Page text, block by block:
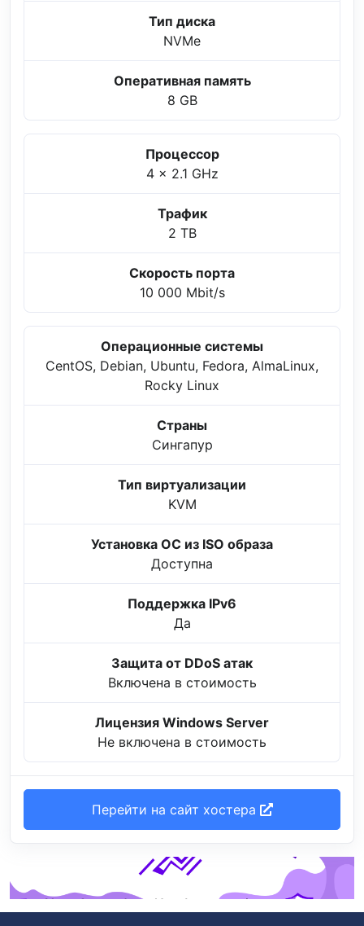
Тип диска
NVMe
Оперативная память
8 GB
Процессор
4 x 2.1 GHz
Трафик
2 TB
Скорость порта
10 000 Mbit/s
Операционные системы
CentOS, Debian, Ubuntu, Fedora, AlmaLinux,
Rocky Linux
Страны
Сингапур
Тип виртуализации
KVM
Установка ОС из ISO образа
Доступна
Поддержка IPv6
Да
Защита от DDoS атак
Включена в стоимость
Лицензия Windows Server
Не включена в стоимость
Перейти на сайт хостера